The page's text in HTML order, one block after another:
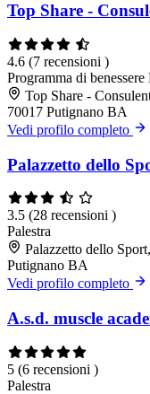
Top Share -
4.6 (7 recensioni )
Programma di benessere
Top Share -
70017 Putignano BA
Vedi profilo completo
Palazzetto dello
3.5 (28 recensioni )
Palestra
Palazzetto dello
Putignano BA
Vedi profilo completo
A.s.d. muscle
5 (6 recensioni )
Palestra